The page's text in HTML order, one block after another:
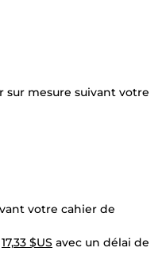
sur mesure suivant votre
votre cahier de
17,33 $US avec un délai de